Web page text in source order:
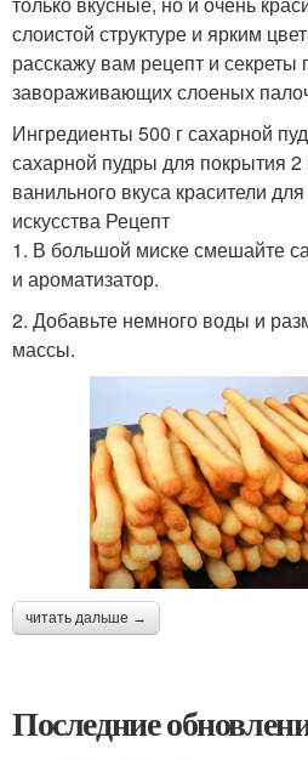
слоистой структуре и ярким
расскажу вам рецепт и секреты
завораживающих слоеных
Ингредиенты 500 г сахарной
сахарной пудры для покрытия
ванильного вкуса красители
искусства Рецепт
1. В большой миске смешайте
и ароматизатор.
2. Добавьте немного воды и
массы.
читать дальше →
Последние